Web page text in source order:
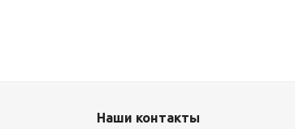
Наши контакты